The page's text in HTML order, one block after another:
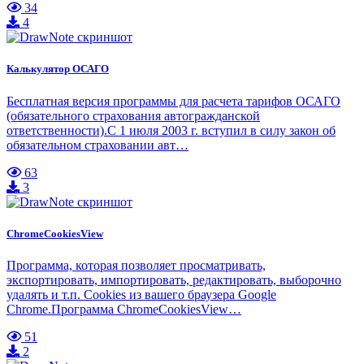
34
4
Калькулятор ОСАГО
Бесплатная версия программы для расчета тарифов ОСАГО
(обязательного страхования автогражданской
ответственности).С 1 июля 2003 г. вступил в силу закон об
обязательном страховании авт…
63
3
ChromeCookiesView
Программа, которая позволяет просматривать,
экспортировать, импортировать, редактировать, выборочно
удалять и т.п. Cookies из вашего браузера Google
Chrome.Программа ChromeCookiesView…
51
2